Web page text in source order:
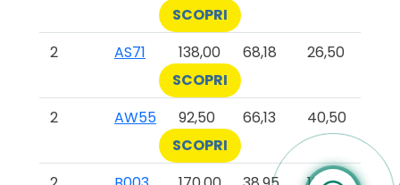
SCOPRI
2
AS71 138,00 68,18
26,50
SCOPRI
2
AW55 92,50 66,13
40,50
SCOPRI